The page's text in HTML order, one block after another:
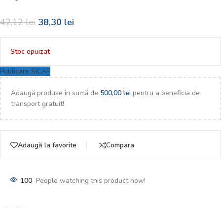
42,12lei 38,30 lei
Stoc epuizat
Publicare SICAP
Adaugă produse în sumă de 500,00 lei pentru a beneficia de
transport gratuit!
Adaugă la favorite Compara
100 People watching this product now!